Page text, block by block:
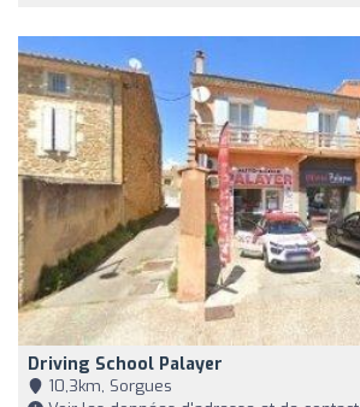
Driving School Palayer
10,3km, Sorgues